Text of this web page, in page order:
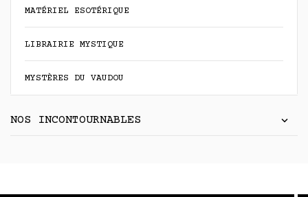
MATÉRIEL ESOTÉRIQUE
LIBRAIRIE MYSTIQUE
MYSTÈRES DU VAUDOU
NOS INCONTOURNABLES